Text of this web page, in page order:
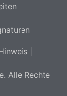
Alle Rechte